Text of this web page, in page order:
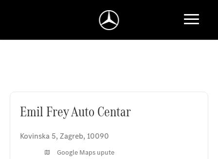
Emil Frey Auto Centar
Kovinska 5, Zagreb, 10090
Google Maps upute